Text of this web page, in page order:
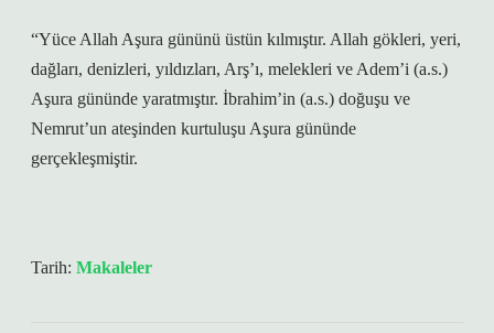
“Yüce Allah Aşura gününü üstün kılmıştır. Allah gökleri, yeri,
dağları, denizleri, yıldızları, Arş’ı, melekleri ve Adem’i (a.s.)
Aşura gününde yaratmıştır. İbrahim’in (a.s.) doğuşu ve
Nemrut’un ateşinden kurtuluşu Aşura gününde
gerçekleşmiştir.
Tarih: Makaleler